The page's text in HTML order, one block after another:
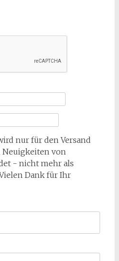
nur für den Versand
von
- nicht mehr als
Dank für Ihr